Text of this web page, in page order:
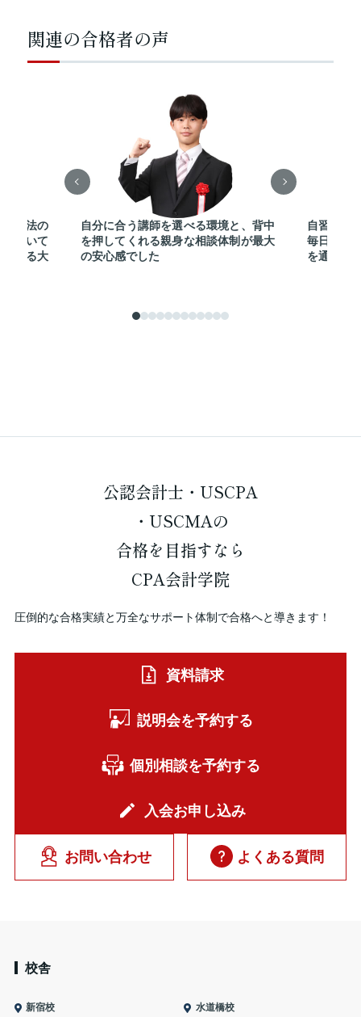
関連の合格者の声
方法の
聞いて
する大
自分に合う講師を選べる環境と、背中
を押してくれる親身な相談体制が最大
の安心感でした
自習室を
毎日切磋
を通じて
公認会計士・USCPA
・USCMAの
合格を 目指すなら
CPA会計学院
圧倒的な合格実績と万全なサポート体制で合格へと導きます！
資料請求
説明会を予約する
個別相談を予約する
入会お申し込み
お問い合わせ よくある質問
校舎
新宿校
水道橋校